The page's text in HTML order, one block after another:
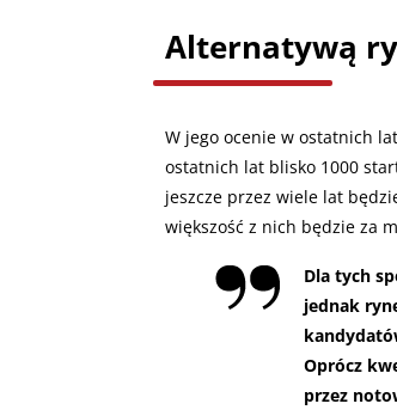
Alternatywą
W jego ocenie w ostatnich
ostatnich lat blisko 1000
jeszcze przez wiele lat
większość z nich będzie za
Dla tych
jednak
Oprócz
przez